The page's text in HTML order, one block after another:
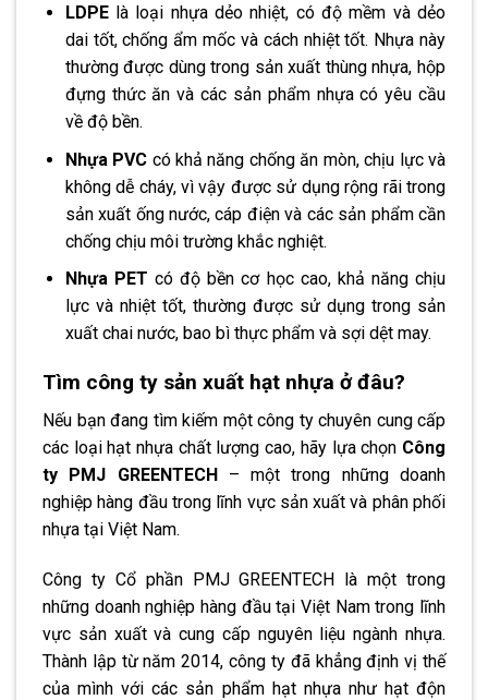
LDPElà loại nhựa dẻo nhiệt, có độ mềm và dẻo
dai tốt, chống ẩm mốc và cách nhiệt tốt. Nhựa này
thường được dùng trong sản xuất thùng nhựa, hộp
đựng thức ăn và các sản phẩm nhựa có yêu cầu
về độ bền.
Nhựa PVC có khả năng chống ăn mòn, chịu lực và
không dễ cháy, vì vậy được sử dụng rộng rãi trong
sản xuất ống nước, cáp điện và các sản phẩm cần
chống chịu môi trường khắc nghiệt.
Nhựa PETcó độ bền cơ học cao, khả năng chịu
lực và nhiệt tốt, thường được sử dụng trong sản
xuất chai nước, bao bì thực phẩm và sợi dệt may.
Tìm công ty sản xuất hạt nhựa ở đâu?
Nếu bạn đang tìm kiếm một công ty chuyên cung cấp
các loại hạt nhựa chất lượng cao, hãy lựa chọn Công
ty PMJ GREENTECH– một trong những doanh
nghiệp hàng đầu trong lĩnh vực sản xuất và phân phối
nhựa tại Việt Nam.
Công ty Cổ phần PMJ GREENTECH là một trong
những doanh nghiệp hàng đầu tại Việt Nam trong lĩnh
vực sản xuất và cung cấp nguyên liệu ngành nhựa.
Thành lập từ năm 2014, công ty đã khẳng định vị thế
của mình với các sản phẩm hạt nhựa như hạt độn